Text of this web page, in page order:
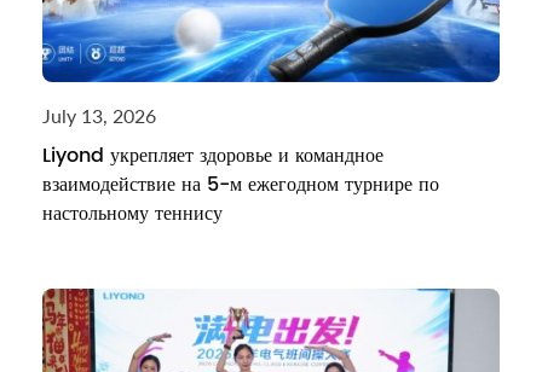
July 13, 2026
Liyond укрепляет здоровье и командное
взаимодействие на 5-м ежегодном турнире по
настольному теннису